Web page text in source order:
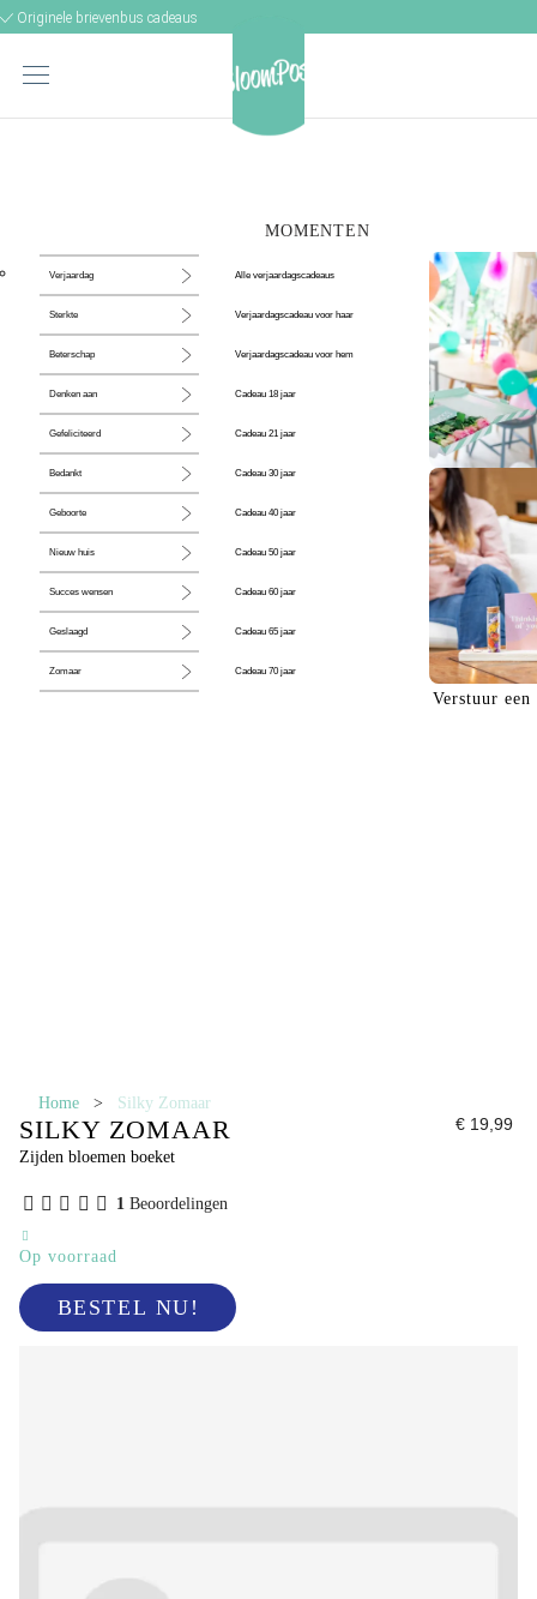
Originele brievenbus cadeaus
MOMENTEN
Verjaardag
Sterkte
Beterschap
Denken aan
Gefeliciteerd
Bedankt
Geboorte
Nieuw huis
Succes wensen
Geslaagd
Zomaar
Alle verjaardagscadeaus
Verjaardagscadeau voor haar
Verjaardagscadeau voor hem
Cadeau 18 jaar
Cadeau 21 jaar
Cadeau 30 jaar
Cadeau 40 jaar
Cadeau 50 jaar
Cadeau 60 jaar
Cadeau 65 jaar
Cadeau 70 jaar
De perfecte
Verstuur een
Home > Silky Zomaar
SILKY ZOMAAR
Zijden bloemen boeket
€ 19,99
1 Beoordelingen
Op voorraad
BESTEL NU!